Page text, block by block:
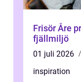
Frisör Åre professionell hårvård i
fjällmiljö
01 juli 2026
inspiration